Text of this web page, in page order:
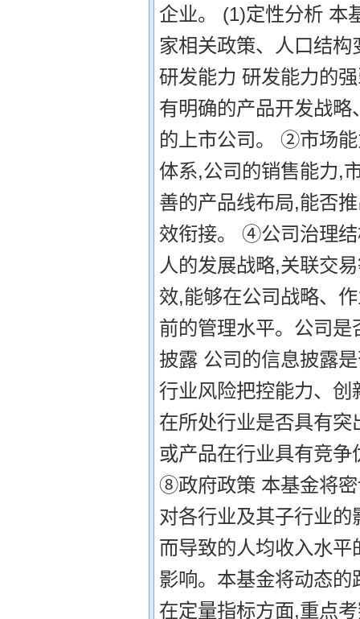
企业。 (1)定性分析 本
家相关政策、人口结
研发能力 研发能力的
有明确的产品开发战
的上市公司。 ②市场
体系,公司的销售能力,
善的产品线布局,能否
效衔接。 ④公司治理
人的发展战略,关联交
效,能够在公司战略、
前的管理水平。公司
披露 公司的信息披露
行业风险把控能力、
在所处行业是否具有
或产品在行业具有竞
⑧政府政策 本基金将密
对各行业及其子行业
而导致的人均收入水
影响。本基金将动态
在定量指标方面,重点